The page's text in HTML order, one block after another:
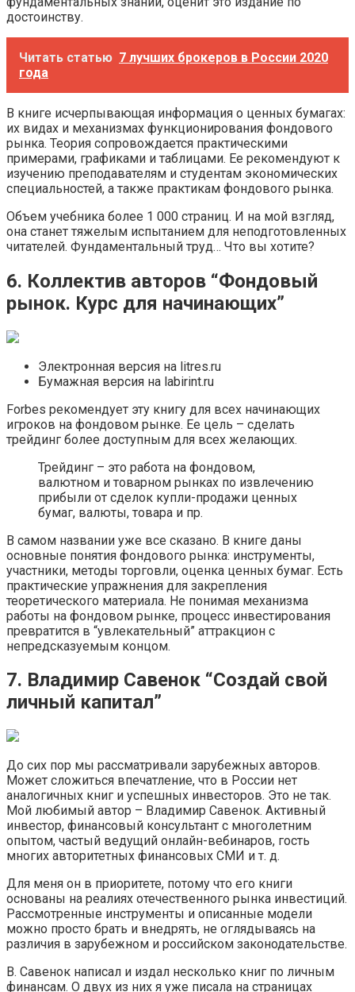
достоинству.
Читать статью 7 лучших брокеров в России 2020
года
В книге исчерпывающая информация о ценных бумагах:
их видах и механизмах функционирования фондового
рынка. Теория сопровождается практическими
примерами, графиками и таблицами. Ее рекомендуют к
изучению преподавателям и студентам экономических
специальностей, а также практикам фондового рынка.
Объем учебника более 1 000 страниц. И на мой взгляд,
она станет тяжелым испытанием для неподготовленных
читателей. Фундаментальный труд… Что вы хотите?
6. Коллектив авторов “Фондовый
рынок. Курс для начинающих”
Электронная версия на litres.ru
Бумажная версия на labirint.ru
Forbes рекомендует эту книгу для всех начинающих
игроков на фондовом рынке. Ее цель – сделать
трейдинг более доступным для всех желающих.
Трейдинг – это работа на фондовом,
валютном и товарном рынках по извлечению
прибыли от сделок купли-продажи ценных
бумаг, валюты, товара и пр.
В самом названии уже все сказано. В книге даны
основные понятия фондового рынка: инструменты,
участники, методы торговли, оценка ценных бумаг. Есть
практические упражнения для закрепления
теоретического материала. Не понимая механизма
работы на фондовом рынке, процесс инвестирования
превратится в “увлекательный” аттракцион с
непредсказуемым концом.
7. Владимир Савенок “Создай свой
личный капитал”
До сих пор мы рассматривали зарубежных авторов.
Может сложиться впечатление, что в России нет
аналогичных книг и успешных инвесторов. Это не так.
Мой любимый автор – Владимир Савенок. Активный
инвестор, финансовый консультант с многолетним
опытом, частый ведущий онлайн-вебинаров, гость
многих авторитетных финансовых СМИ и т. д.
Для меня он в приоритете, потому что его книги
основаны на реалиях отечественного рынка инвестиций.
Рассмотренные инструменты и описанные модели
можно просто брать и внедрять, не оглядываясь на
различия в зарубежном и российском законодательстве.
В. Савенок написал и издал несколько книг по личным
финансам. О двух из них я уже писала на страницах